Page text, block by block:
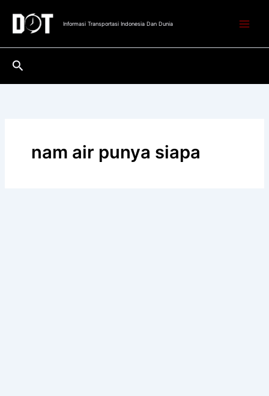
konten
Informasi Transportasi Indonesia Dan Dunia
Cari
nam air punya siapa